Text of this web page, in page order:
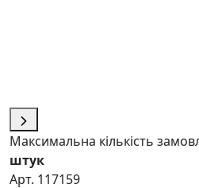
Максимальна кількість
штук
Арт. 117159